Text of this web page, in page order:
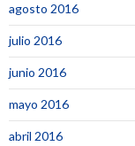
agosto 2016
julio 2016
junio 2016
mayo 2016
abril 2016